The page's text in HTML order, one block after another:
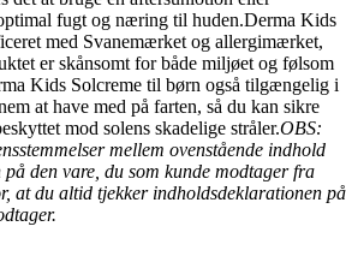
fugt og næring til huden.Derma Kids
med Svanemærket og allergimærket,
er skånsomt for både miljøet og følsom
Kids Solcreme til børn også tilgængelig i
at have med på farten, så du kan sikre
mod solens skadelige stråler.OBS:
mellem ovenstående indhold
den vare, du som kunde modtager fra
at du altid tjekker indholdsdeklarationen på